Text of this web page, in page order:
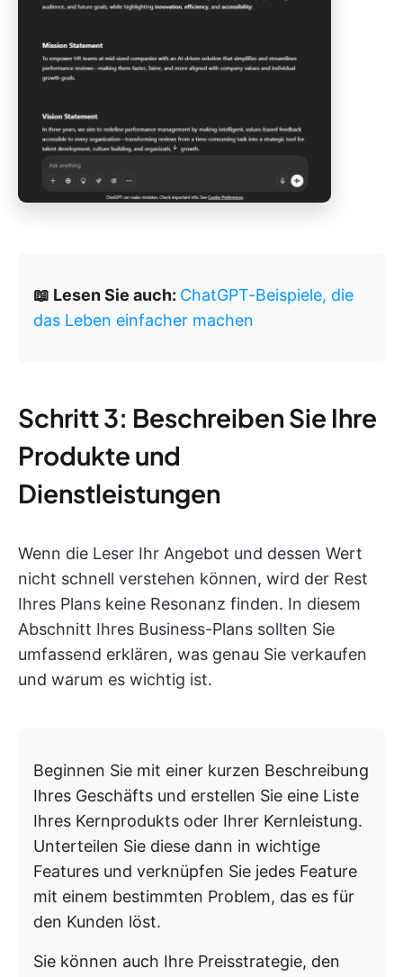
📖 Lesen Sie auch: ChatGPT-Beispiele, die
das Leben einfacher machen
Schritt 3: Beschreiben Sie Ihre
Produkte und
Dienstleistungen
Wenn die Leser Ihr Angebot und dessen Wert
nicht schnell verstehen können, wird der Rest
Ihres Plans keine Resonanz finden. In diesem
Abschnitt Ihres Business-Plans sollten Sie
umfassend erklären, was genau Sie verkaufen
und warum es wichtig ist.
Beginnen Sie mit einer kurzen Beschreibung
Ihres Geschäfts und erstellen Sie eine Liste
Ihres Kernprodukts oder Ihrer Kernleistung.
Unterteilen Sie diese dann in wichtige
Features und verknüpfen Sie jedes Feature
mit einem bestimmten Problem, das es für
den Kunden löst.
Sie können auch Ihre Preisstrategie, den